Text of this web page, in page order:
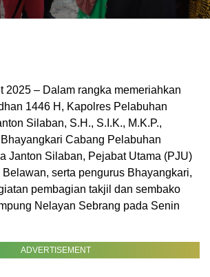
2025 – Dalam rangka memeriahkan
1446 H, Kapolres Pelabuhan
Silaban, S.H., S.I.K., M.K.P.,
Cabang Pelabuhan
Janton Silaban, Pejabat Utama (PJU)
serta pengurus Bhayangkari,
pembagian takjil dan sembako
Nelayan Sebrang pada Senin
ADVERTISEMENT